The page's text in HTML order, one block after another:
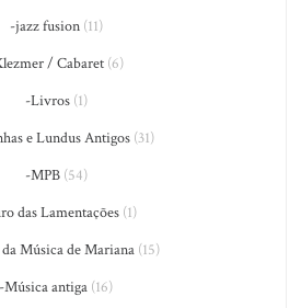
-jazz fusion(11)
/ Cabaret (6)
-Livros(1)
e Lundus Antigos (31)
-MPB(54)
das Lamentações (1)
Música de Mariana(15)
-Música antiga (16)